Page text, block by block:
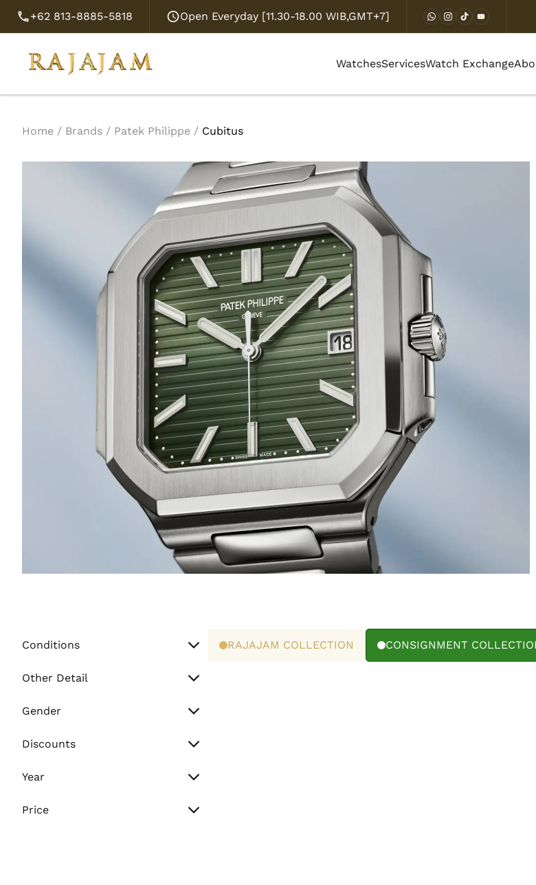
+62 813-8885-5818 Open Everyday [11.30-18.00 WIB,GMT+7]
WatchesServicesWatch Exchange
Home / Brands / Patek Philippe / Cubitus
Conditions
Unworn
Other Detail
Watch Only
Gender
Men
Discounts
Sale
Year
Vintage (Before 2000)
Price
RAJAJAM COLLECTION CONSIGNMENT